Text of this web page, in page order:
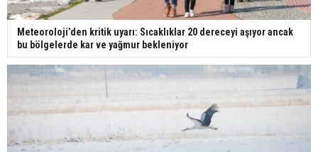
Meteoroloji’den kritik uyarı: Sıcaklıklar 20 dereceyi aşıyor ancak
bu bölgelerde kar ve yağmur bekleniyor